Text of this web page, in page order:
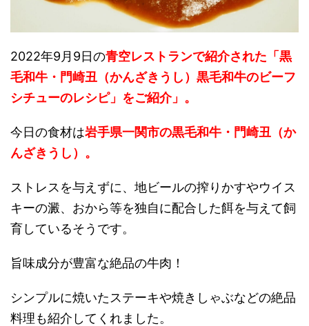
2022年9月9日の青空レストランで紹介された「黒
毛和牛・門崎丑（かんざきうし）黒毛和牛のビーフ
シチューのレシピ」をご紹介」。
今日の食材は岩手県一関市の黒毛和牛・門崎丑（か
んざきうし）。
ストレスを与えずに、地ビールの搾りかすやウイス
キーの澱、おから等を独自に配合した餌を与えて飼
育しているそうです。
旨味成分が豊富な絶品の牛肉！
シンプルに焼いたステーキや焼きしゃぶなどの絶品
料理も紹介してくれました。